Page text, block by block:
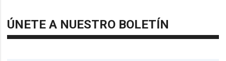
ÚNETE A NUESTRO BOLETÍN